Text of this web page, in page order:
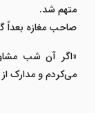
متهم شد.
صاحب مغازه بعداً
«اگر آن شب
می‌کردم و مدارک